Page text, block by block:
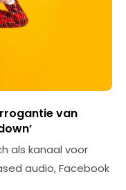
van
als kanaal voor
audio, Facebook